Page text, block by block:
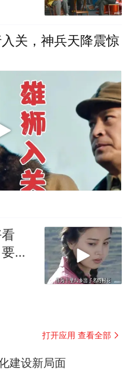
关，神兵天降震惊
深
打开应用 查看全部
建设新局面